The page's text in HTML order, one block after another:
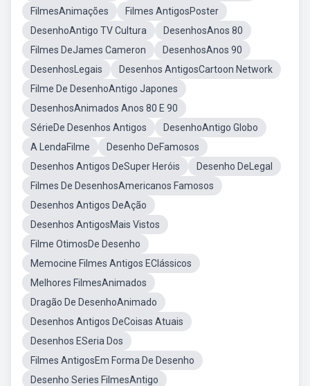
FilmesAnimações
Filmes AntigosPoster
DesenhoAntigo TV Cultura
DesenhosAnos 80
Filmes DeJames Cameron
DesenhosAnos 90
DesenhosLegais
Desenhos AntigosCartoon Network
Filme De DesenhoAntigo Japones
DesenhosAnimados Anos 80 E 90
SérieDe Desenhos Antigos
DesenhoAntigo Globo
A LendaFilme
Desenho DeFamosos
Desenhos Antigos DeSuper Heróis
Desenho DeLegal
Filmes De DesenhosAmericanos Famosos
Desenhos Antigos DeAção
Desenhos AntigosMais Vistos
Filme OtimosDe Desenho
Memocine Filmes Antigos EClássicos
Melhores FilmesAnimados
Dragão De DesenhoAnimado
Desenhos Antigos DeCoisas Atuais
Desenhos ESeria Dos
Filmes AntigosEm Forma De Desenho
Desenho Series FilmesAntigo